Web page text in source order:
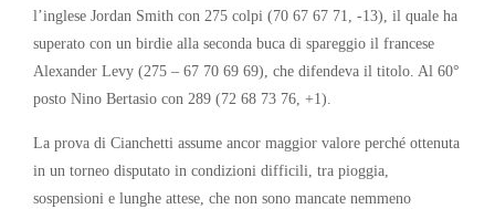
l’inglese Jordan Smith con 275 colpi (70 67 67 71, -13), il quale ha
superato con un birdie alla seconda buca di spareggio il francese
Alexander Levy (275 – 67 70 69 69), che difendeva il titolo. Al 60°
posto Nino Bertasio con 289 (72 68 73 76, +1).
La prova di Cianchetti assume ancor maggior valore perché ottenuta
in un torneo disputato in condizioni difficili, tra pioggia,
sospensioni e lunghe attese, che non sono mancate nemmeno